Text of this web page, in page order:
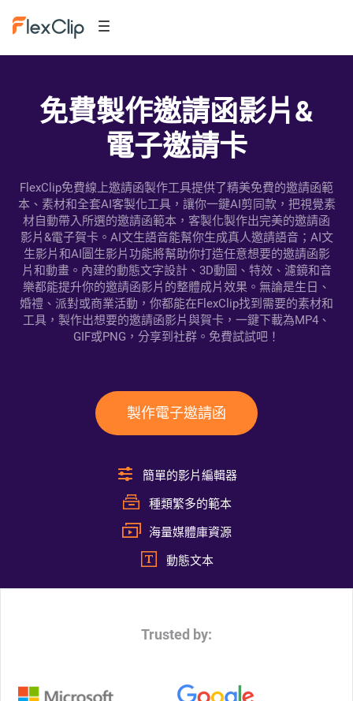
免費製作邀請函影片&
電子邀請卡
FlexClip免費線上邀請函製作工具提供了精美免費的邀請函範
本、素材和全套AI客製化工具，讓你一鍵AI剪同款，把視覺素
材自動帶入所選的邀請函範本，客製化製作出完美的邀請函
影片&電子賀卡。AI文生語音能幫你生成真人邀請語音；AI文
生影片和AI圖生影片功能將幫助你打造任意想要的邀請函影
片和動畫。內建的動態文字設計、3D動圖、特效、濾鏡和音
樂都能提升你的邀請函影片的整體成片效果。無論是生日、
婚禮、派對或商業活動，你都能在FlexClip找到需要的素材和
工具，製作出想要的邀請函影片與賀卡，一鍵下載為MP4、
GIF或PNG，分享到社群。免費試試吧！
製作電子邀請函
簡單的影片編輯器
種類繁多的範本
海量媒體庫資源
動態文本
Trusted by: